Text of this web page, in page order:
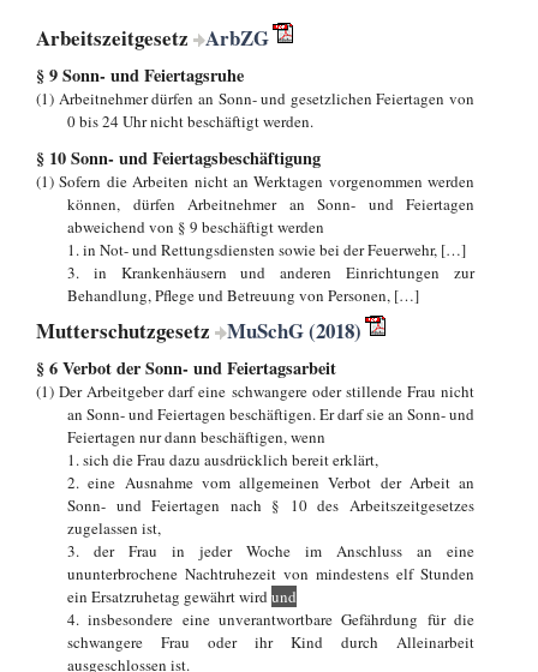
Arbeitszeitgesetz ArbZG
§ 9 Sonn- und Feiertagsruhe
(1) Arbeitnehmer dürfen an Sonn- und gesetzlichen Feiertagen von
0 bis 24 Uhr nicht beschäftigt werden.
§ 10 Sonn- und Feiertagsbeschäftigung
(1) Sofern die Arbeiten nicht an Werktagen vorgenommen werden
können, dürfen Arbeitnehmer an Sonn- und Feiertagen
abweichend von § 9 beschäftigt werden
1. in Not- und Rettungsdiensten sowie bei der Feuerwehr, […]
3. in Krankenhäusern und anderen Einrichtungen zur
Behandlung, Pflege und Betreuung von Personen, […]
Mutterschutzgesetz MuSchG (2018)
§ 6 Verbot der Sonn- und Feiertagsarbeit
(1) Der Arbeitgeber darf eine schwangere oder stillende Frau nicht
an Sonn- und Feiertagen beschäftigen. Er darf sie an Sonn- und
Feiertagen nur dann beschäftigen, wenn
1. sich die Frau dazu ausdrücklich bereit erklärt,
2. eine Ausnahme vom allgemeinen Verbot der Arbeit an
Sonn- und Feiertagen nach § 10 des Arbeitszeitgesetzes
zugelassen ist,
3. der Frau in jeder Woche im Anschluss an eine
ununterbrochene Nachtruhezeit von mindestens elf Stunden
ein Ersatzruhetag gewährt wirdund
4. insbesondere eine unverantwortbare Gefährdung für die
schwangere Frau oder ihr Kind durch Alleinarbeit
ausgeschlossen ist.